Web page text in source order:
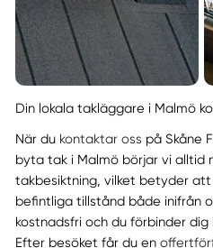
Din lokala takläggare i Malmö
När du kontaktar oss på Skåne
byta tak i Malmö börjar vi alltid
takbesiktning, vilket betyder
befintliga tillstånd både inifrån
kostnadsfri och du förbinder
Efter besöket får du en